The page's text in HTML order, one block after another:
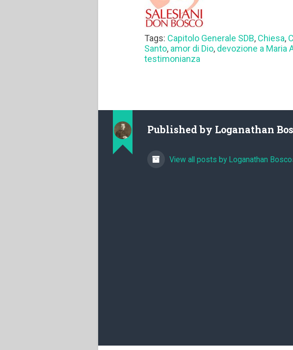
Tags: Capitolo Generale SDB, Chiesa,
Santo, amor di Dio, devozione a Maria
testimonianza
Published by Loganathan
View all posts by Loganathan